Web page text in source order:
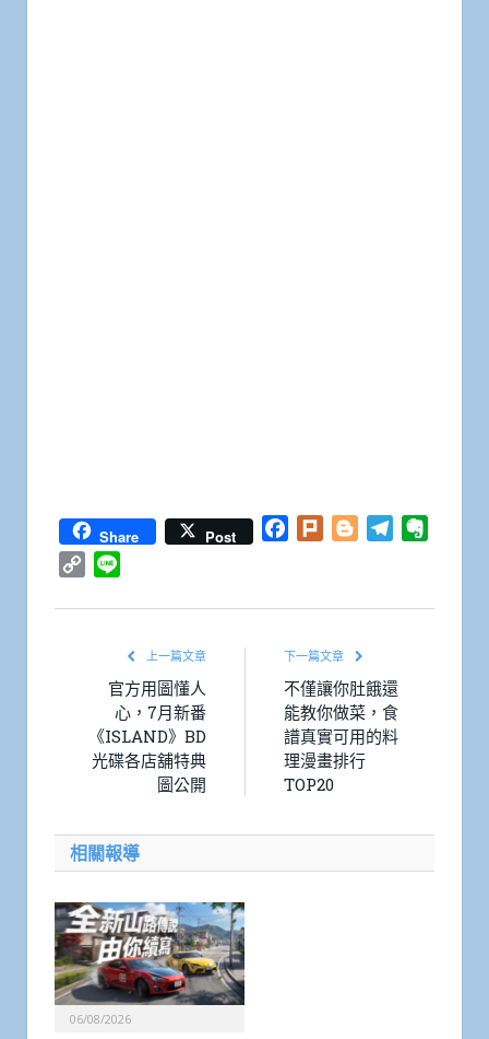
Share Post Facebook
Plurk BloggerTelegram
Copy
上一篇文章
官方用圖懂人
心，7月新番
《ISLAND》BD
光碟各店舖特典
圖公開
下一篇文章
不僅讓你肚餓還
能教你做菜，食
譜真實可用的料
理漫畫排行
TOP20
相關報導
06/08/2026